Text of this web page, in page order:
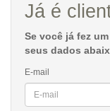
Já é
Se você já fez
seus dados
E-mail